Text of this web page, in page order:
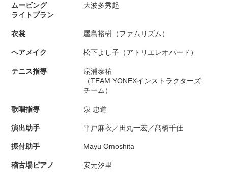
ムービング
ライトプラン
大波多秀起
衣裳 屋島裕樹（ファムリズム）
ヘアメイク 松下よし子（アトリエレオパード）
テニス指導
扇浦泰祐
（TEAM YONEXインストラクターズ
チーム）
歌唱指導 泉 忠道
演出助手 平戸麻衣／田丸一宏／髙橋千佳
振付助手 Mayu Omoshita
稽古場ピアノ 安元汐里